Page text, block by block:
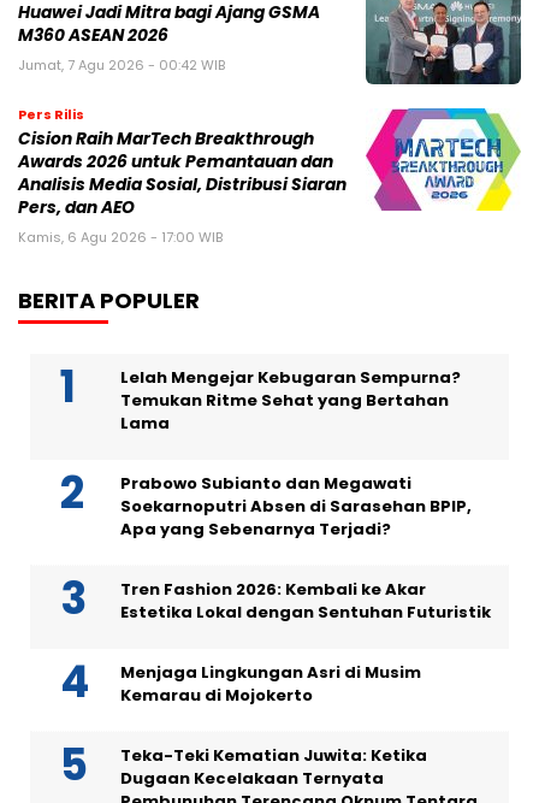
Huawei Jadi Mitra bagi Ajang GSMA
M360 ASEAN 2026
Jumat, 7 Agu 2026 - 00:42 WIB
Pers Rilis
Cision Raih MarTech Breakthrough
Awards 2026 untuk Pemantauan dan
Analisis Media Sosial, Distribusi Siaran
Pers, dan AEO
Kamis, 6 Agu 2026 - 17:00 WIB
BERITA POPULER
Lelah Mengejar Kebugaran Sempurna?
Temukan Ritme Sehat yang Bertahan
Lama
Prabowo Subianto dan Megawati
Soekarnoputri Absen di Sarasehan BPIP,
Apa yang Sebenarnya Terjadi?
Tren Fashion 2026: Kembali ke Akar
Estetika Lokal dengan Sentuhan Futuristik
Menjaga Lingkungan Asri di Musim
Kemarau di Mojokerto
Teka-Teki Kematian Juwita: Ketika
Dugaan Kecelakaan Ternyata